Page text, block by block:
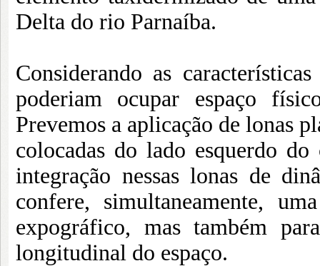
Delta do rio Parnaíba.
Considerando as
poderiam ocupar espaço
Prevemos a aplicação de lonas
colocadas do lado esquerdo
integração nessas lonas de
confere, simultaneamente,
expográfico, mas também
longitudinal do espaço.